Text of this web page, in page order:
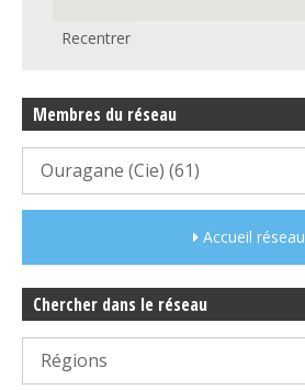
Recentrer
Membres du réseau
Accueil réseau
Chercher dans le réseau